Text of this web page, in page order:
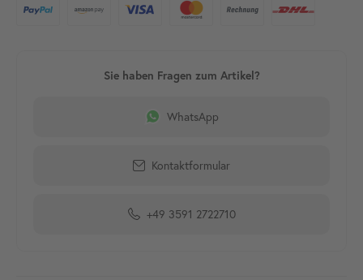
WhatsApp
Kontaktformular
+49 3591 2722710